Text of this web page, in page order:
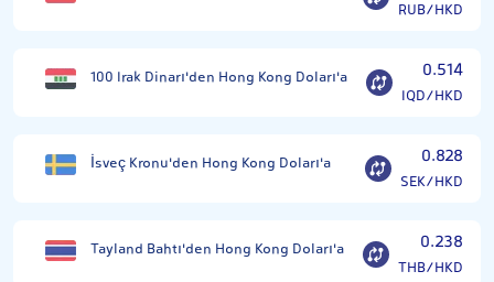
RUB/HKD
100 Irak Dinarı'den Hong Kong Doları'a 0.514
IQD/HKD
İsveç Kronu'den Hong Kong Doları'a 0.828
SEK/HKD
Tayland Bahtı'den Hong Kong Doları'a 0.238
THB/HKD